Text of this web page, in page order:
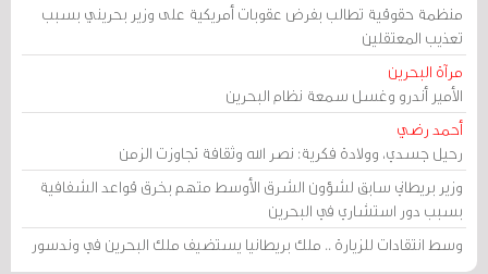
منظمة حقوقية تطالب بفرض عقوبات أمريكية على وزير بحريني بسبب
تعذيب المعتقلين
مرآة البحرين
الأمير أندرو وغسل سمعة نظام البحرين
أحمد رضي
رحيل جسدي، وولادة فكرية: نصر الله وثقافة تجاوزت الزمن
وزير بريطاني سابق لشؤون الشرق الأوسط متهم بخرق قواعد الشفافية
بسبب دور استشاري في البحرين
وسط انتقادات للزيارة .. ملك بريطانيا يستضيف ملك البحرين في وندسور